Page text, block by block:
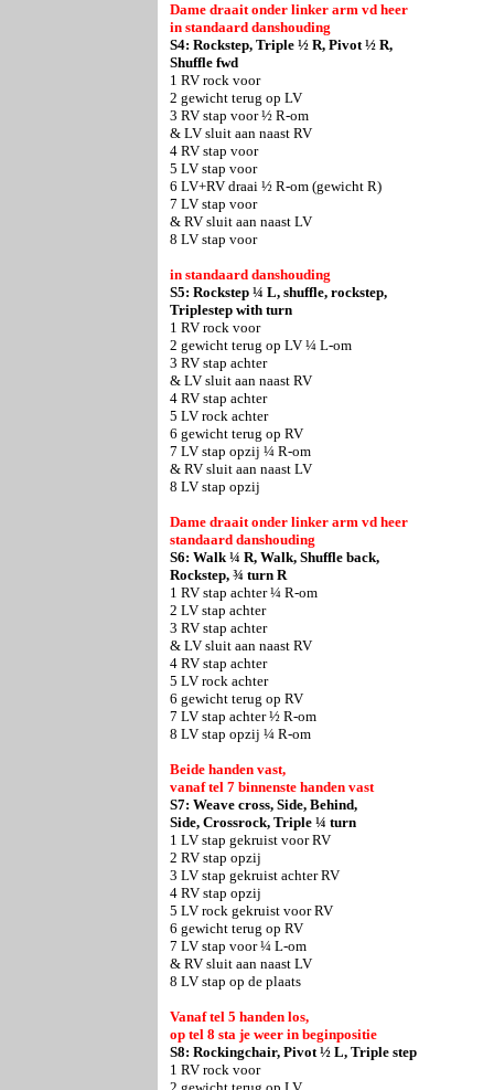
Dame draait onder linker arm vd heer
in standaard danshouding
S4: Rockstep, Triple ½ R, Pivot ½ R,
Shuffle fwd
1 RV rock voor
2 gewicht terug op LV
3 RV stap voor ½ R-om
& LV sluit aan naast RV
4 RV stap voor
5 LV stap voor
6 LV+RV draai ½ R-om (gewicht R)
7 LV stap voor
& RV sluit aan naast LV
8 LV stap voor
in standaard danshouding
S5: Rockstep ¼ L, shuffle, rockstep,
Triplestep with turn
1 RV rock voor
2 gewicht terug op LV ¼ L-om
3 RV stap achter
& LV sluit aan naast RV
4 RV stap achter
5 LV rock achter
6 gewicht terug op RV
7 LV stap opzij ¼ R-om
& RV sluit aan naast LV
8 LV stap opzij
Dame draait onder linker arm vd heer
standaard danshouding
S6: Walk ¼ R, Walk, Shuffle back,
Rockstep, ¾ turn R
1 RV stap achter ¼ R-om
2 LV stap achter
3 RV stap achter
& LV sluit aan naast RV
4 RV stap achter
5 LV rock achter
6 gewicht terug op RV
7 LV stap achter ½ R-om
8 LV stap opzij ¼ R-om
Beide handen vast,
vanaf tel 7 binnenste handen vast
S7: Weave cross, Side, Behind,
Side, Crossrock, Triple ¼ turn
1 LV stap gekruist voor RV
2 RV stap opzij
3 LV stap gekruist achter RV
4 RV stap opzij
5 LV rock gekruist voor RV
6 gewicht terug op RV
7 LV stap voor ¼ L-om
& RV sluit aan naast LV
8 LV stap op de plaats
Vanaf tel 5 handen los,
op tel 8 sta je weer in beginpositie
S8: Rockingchair, Pivot ½ L, Triple step
1 RV rock voor